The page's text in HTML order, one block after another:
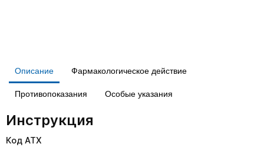
Описание Фармакологическое действие
Противопоказания Особые указания
Инструкция
Код АТХ